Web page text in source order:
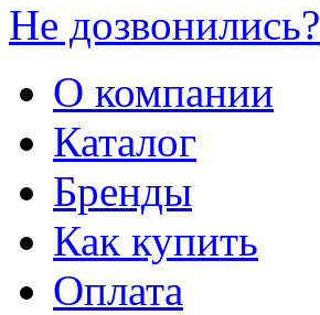
Не дозвонились?
О компании
Каталог
Бренды
Как купить
Оплата